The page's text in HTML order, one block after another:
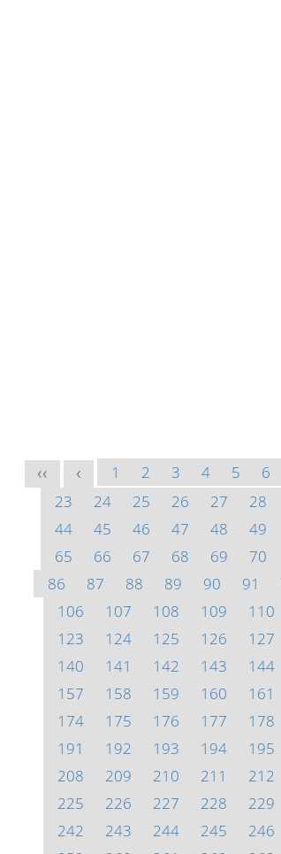
<< < 1 2 3 4 5 6
23
24 25 26 27 28
44
45 46 47 48 49
65
66 67 68 69 70
86
87 88 89 90 91
106
107 108 109 110
123
124 125 126 127
140
141 142 143 144
157
158 159 160 161
174
175 176 177 178
191
192 193 194 195
208
209 210 211 212
225
226 227 228 229
242
243 244 245 246